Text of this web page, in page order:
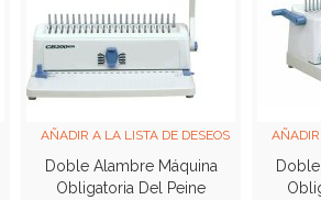
AÑADIR A LA LISTA DE DESEOS
Doble Alambre Máquina
Obligatoria Del Peine